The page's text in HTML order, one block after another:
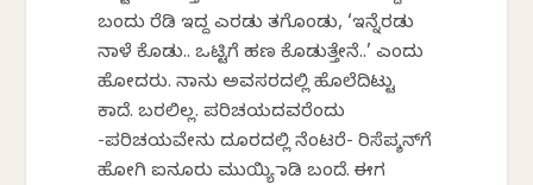
ಬಂದು ರೆಡಿ ಇದ್ದ ಎರಡು ತಗೊಂಡು, ‘ಇನ್ನೆರಡು
ನಾಳೆ ಕೊಡು.. ಒಟ್ಟಿಗೆ ಹಣ ಕೊಡುತ್ತೇನೆ..’ ಎಂದು
ಹೋದರು. ನಾನು ಅವಸರದಲ್ಲಿ ಹೊಲೆದಿಟ್ಟು
ಕಾದೆ. ಬರಲಿಲ್ಲ. ಪರಿಚಯದವರೆಂದು
-ಪರಿಚಯವೇನು ದೂರದಲ್ಲಿ ನೆಂಟರೆ- ರಿಸೆಪ್ಶನ್‌ಗೆ
ಹೋಗಿ ಐನೂರು ಮುಯ್ಯಿ ಮಾಡಿ ಬಂದೆ‌. ಈಗ